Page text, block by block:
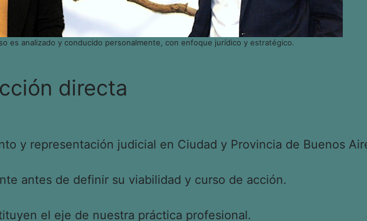
es analizado y conducido personalmente, con enfoque jurídico y estratégico.
directa
y representación judicial en Ciudad y Provincia de Buenos
antes de definir su viabilidad y curso de acción.
el eje de nuestra práctica profesional.